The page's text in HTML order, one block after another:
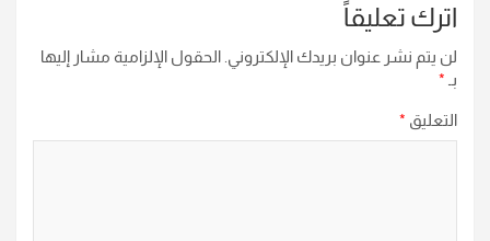
اترك تعليقاً
لن يتم نشر عنوان بريدك الإلكتروني. الحقول الإلزامية مشار إليها
بـ *
التعليق *